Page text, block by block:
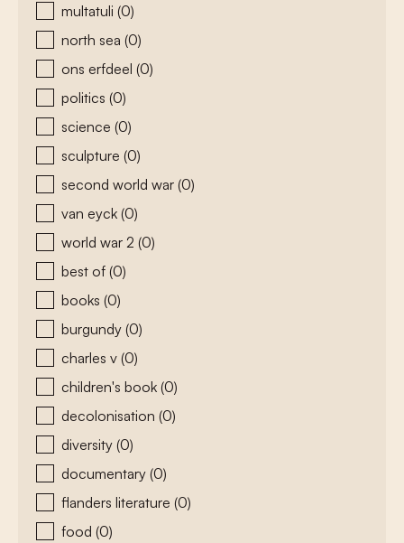
multatuli (0)
north sea (0)
ons erfdeel (0)
politics (0)
science (0)
sculpture (0)
second world war (0)
van eyck (0)
world war 2 (0)
best of (0)
books (0)
burgundy (0)
charles v (0)
children's book (0)
decolonisation (0)
diversity (0)
documentary (0)
flanders literature (0)
food (0)